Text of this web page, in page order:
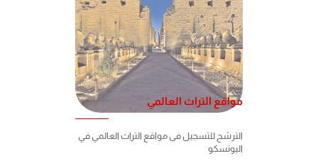
مواقع التراث العالمي
الترشح للتسجيل فى مواقع التراث العالمي في
اليونسكو